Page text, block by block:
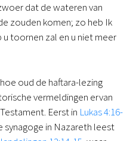
dat de wateren van
zouden komen; zo heb Ik
toornen zal en u niet meer
oud de haftara-lezing
vermeldingen ervan
Eerst in Lukas 4:16-
synagoge in Nazareth leest